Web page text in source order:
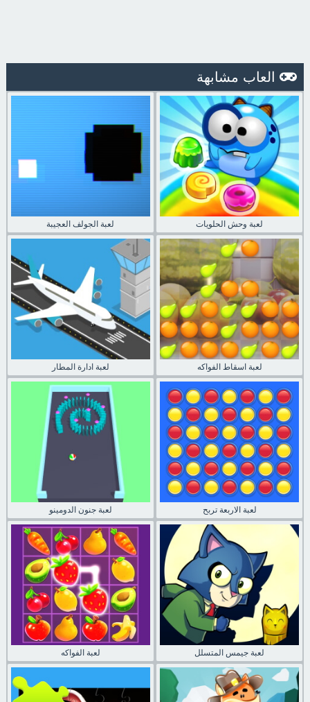
العاب مشابهة
لعبة الجولف العجيبة لعبة وحش الحلويات
لعبة ادارة المطار لعبة اسقاط الفواكه
لعبة جنون الدومينو لعبة الاربعة تربح
لعبة الفواكه لعبة جيمس المتسلل